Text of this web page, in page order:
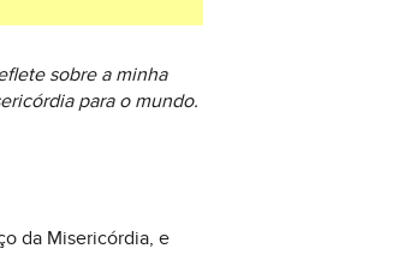
sobre a minha
para o mundo.
da Misericórdia, e